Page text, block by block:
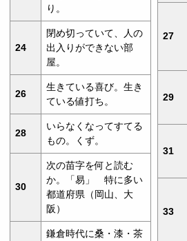
り。
24
閉め切っていて、人の
出入りができない部
屋。
26
生きている喜び。生き
ている値打ち。
28
いらなくなってすてる
もの。くず。
30
次の苗字を何と読む
か。「易」 特に多い
都道府県（岡山、大
阪）
鎌倉時代に桑・漆・茶
27
29
31
33